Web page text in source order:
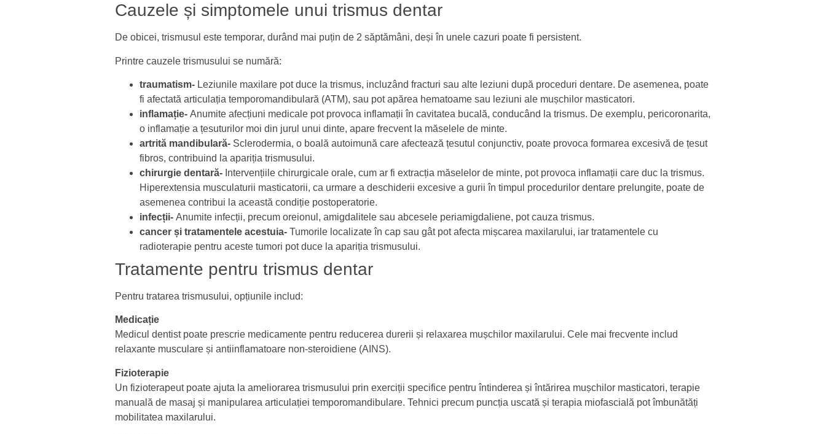
Cauzele și simptomele unui trismus dentar
De obicei, trismusul este temporar, durând mai puțin de 2 săptămâni, deși în unele cazuri poate fi persistent.
Printre cauzele trismusului se numără:
traumatism- Leziunile maxilare pot duce la trismus, incluzând fracturi sau alte leziuni după proceduri dentare. De asemenea, poate
fi afectată articulația temporomandibulară (ATM), sau pot apărea hematoame sau leziuni ale mușchilor masticatori.
inflamație- Anumite afecțiuni medicale pot provoca inflamații în cavitatea bucală, conducând la trismus. De exemplu, pericoronarita,
o inflamație a țesuturilor moi din jurul unui dinte, apare frecvent la măselele de minte.
artrită mandibulară- Sclerodermia, o boală autoimună care afectează țesutul conjunctiv, poate provoca formarea excesivă de țesut
fibros, contribuind la apariția trismusului.
chirurgie dentară- Intervențiile chirurgicale orale, cum ar fi extracția măselelor de minte, pot provoca inflamații care duc la trismus.
Hiperextensia musculaturii masticatorii, ca urmare a deschiderii excesive a gurii în timpul procedurilor dentare prelungite, poate de
asemenea contribui la această condiție postoperatorie.
infecții- Anumite infecții, precum oreionul, amigdalitele sau abcesele periamigdaliene, pot cauza trismus.
cancer și tratamentele acestuia- Tumorile localizate în cap sau gât pot afecta mișcarea maxilarului, iar tratamentele cu
radioterapie pentru aceste tumori pot duce la apariția trismusului.
Tratamente pentru trismus dentar
Pentru tratarea trismusului, opțiunile includ:
Medicație
Medicul dentist poate prescrie medicamente pentru reducerea durerii și relaxarea mușchilor maxilarului. Cele mai frecvente includ
relaxante musculare și antiinflamatoare non-steroidiene (AINS).
Fizioterapie
Un fizioterapeut poate ajuta la ameliorarea trismusului prin exerciții specifice pentru întinderea și întărirea mușchilor masticatori, terapie
manuală de masaj și manipularea articulației temporomandibulare. Tehnici precum puncția uscată și terapia miofascială pot îmbunătăți
mobilitatea maxilarului.